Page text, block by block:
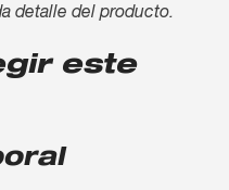
detalle del producto.
este